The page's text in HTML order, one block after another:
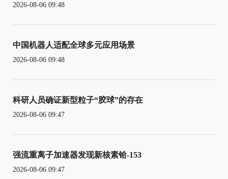
2026-08-06 09:48
中国机器人适配全球多元应用场景
2026-08-06 09:48
科研人员确证新型粒子“胶球”的存在
2026-08-06 09:47
强流重离子加速器发现新核素铪-153
2026-08-06 09:47